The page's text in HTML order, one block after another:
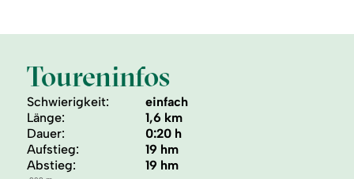
Toureninfos
Schwierigkeit:
einfach
Länge:
1,6 km
Dauer:
0:20 h
Aufstieg:
19 hm
Abstieg:
19 hm